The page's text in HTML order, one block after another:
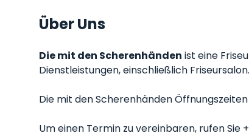
Über Uns
Die mit den Scherenhänden ist eine
Dienstleistungen, einschließlich Friseursalon.
Die mit den Scherenhänden
Um einen Termin zu vereinbaren, rufen Sie